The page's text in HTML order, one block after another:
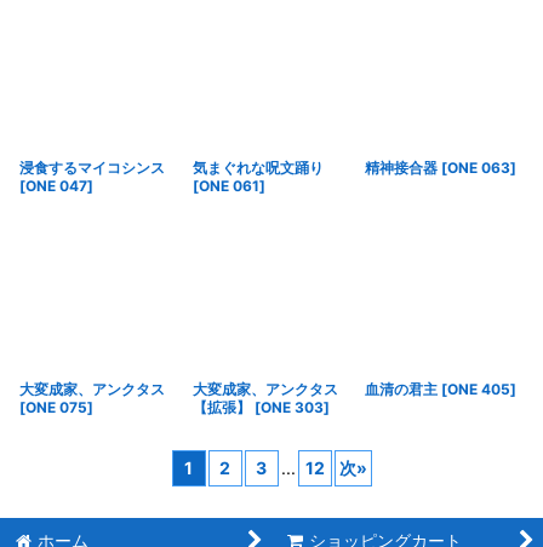
浸食するマイコシンス
[ONE 047]
気まぐれな呪文踊り
[ONE 061]
精神接合器 [ONE 063]
大変成家、アンクタス
[ONE 075]
大変成家、アンクタス
【拡張】
[ONE 303]
血清の君主 [ONE 405]
1 2 3 ... 12 次»
ホーム ショッピングカート